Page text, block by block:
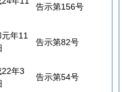
告示第156号
年11
告示第82号
年3
告示第54号